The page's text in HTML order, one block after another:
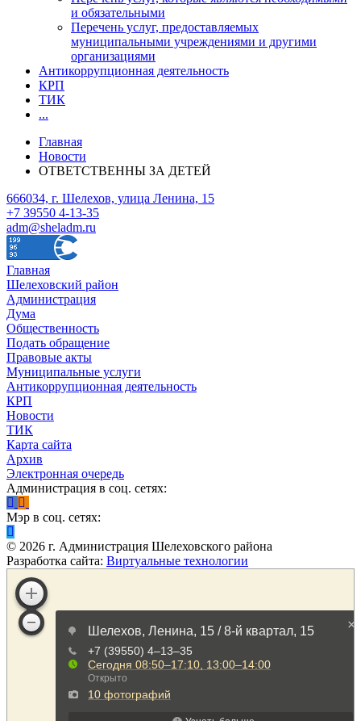
и обязательными
Перечень услуг, предоставляемых
муниципальными учреждениями и другими
организациями
Антикоррупционная деятельность
КРП
ТИК
...
Главная
Новости
ОТВЕТСТВЕННЫ ЗА ДЕТЕЙ
666034, г. Шелехов, улица Ленина, 15
+7 39550 4-13-35
adm@sheladm.ru
Главная
Шелеховский район
Администрация
Дума
Общественность
Подать обращение
Правовые акты
Муниципальные услуги
Антикоррупционная деятельность
КРП
Новости
ТИК
Карта сайта
Архив
Электронная очередь
Администрация в соц. сетях:
Мэр в соц. сетях:
© 2026 г. Администрация Шелеховского района
Разработка сайта: Виртуальные технологии